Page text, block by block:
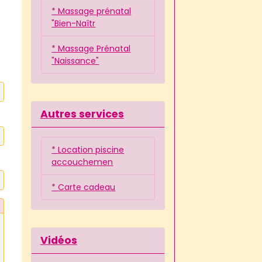
* Massage prénatal
"Bien-Naîtr
* Massage Prénatal
"Naissance"
Autres services
* Location piscine
accouchemen
* Carte cadeau
Vidéos